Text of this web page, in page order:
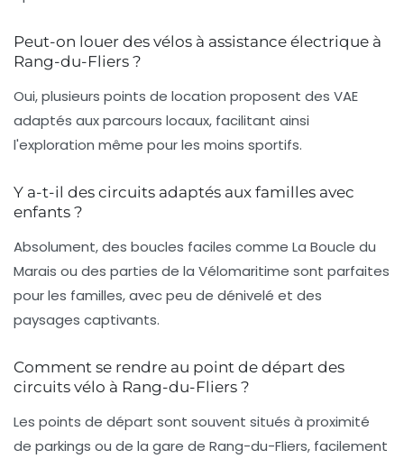
Peut-on louer des vélos à assistance électrique à
Rang-du-Fliers ?
Oui, plusieurs points de location proposent des VAE
adaptés aux parcours locaux, facilitant ainsi
l'exploration même pour les moins sportifs.
Y a-t-il des circuits adaptés aux familles avec
enfants ?
Absolument, des boucles faciles comme La Boucle du
Marais ou des parties de la Vélomaritime sont parfaites
pour les familles, avec peu de dénivelé et des
paysages captivants.
Comment se rendre au point de départ des
circuits vélo à Rang-du-Fliers ?
Les points de départ sont souvent situés à proximité
de parkings ou de la gare de Rang-du-Fliers, facilement